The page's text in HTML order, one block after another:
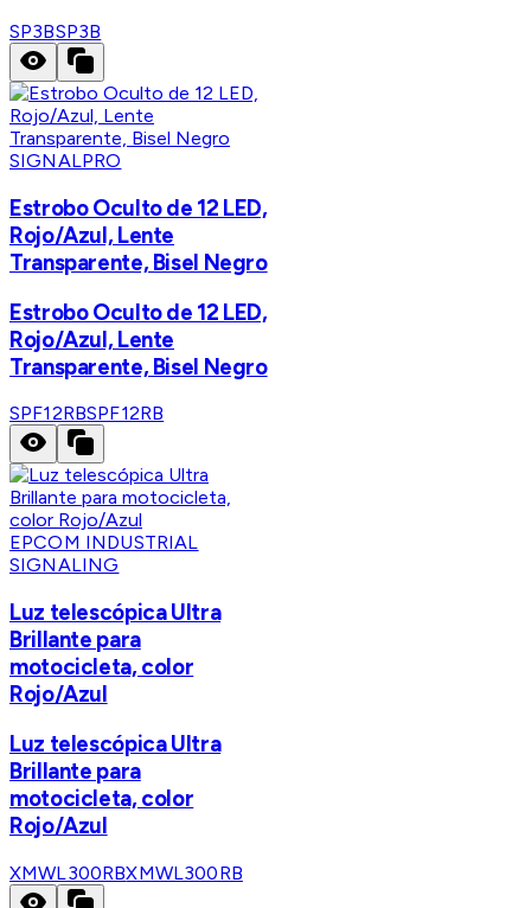
SP3BSP3B
SIGNALPRO
Estrobo Oculto de 12 LED,
Rojo/Azul, Lente
Transparente, Bisel Negro
Estrobo Oculto de 12 LED,
Rojo/Azul, Lente
Transparente, Bisel Negro
SPF12RBSPF12RB
EPCOM INDUSTRIAL
SIGNALING
Luz telescópica Ultra
Brillante para
motocicleta, color
Rojo/Azul
Luz telescópica Ultra
Brillante para
motocicleta, color
Rojo/Azul
XMWL300RBXMWL300RB